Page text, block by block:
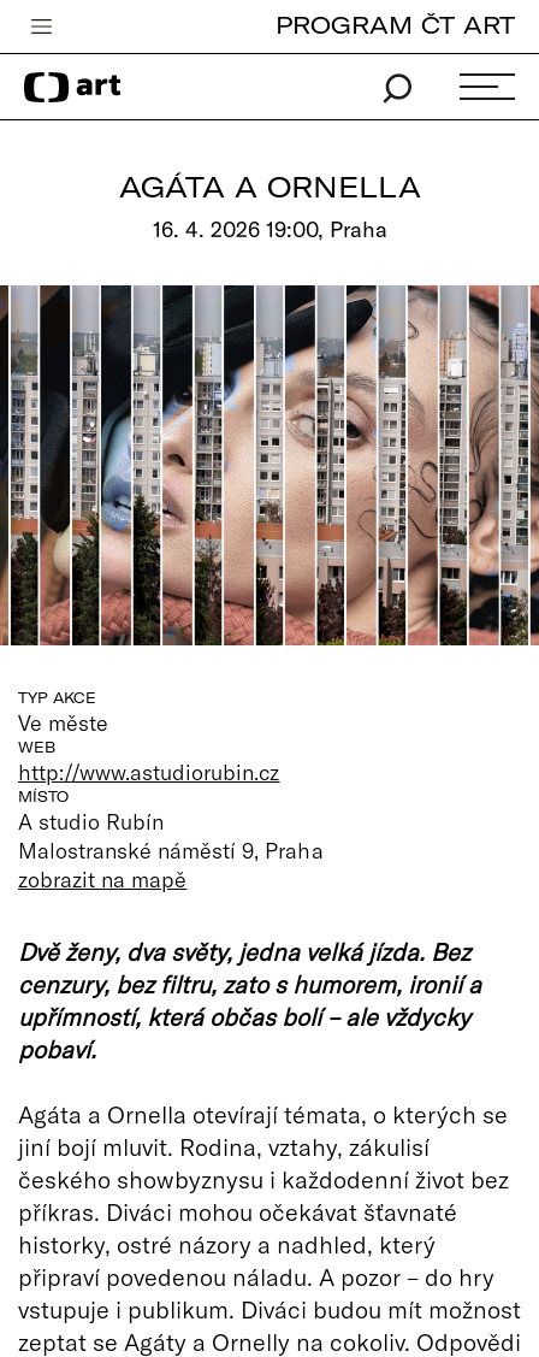
Česká televize
Zpravodajství
Pro děti
edu
Vše o ČT
PROGRAM ČT ART
AGÁTA A ORNELLA
16. 4. 2026 19:00, Praha
TYP AKCE
Ve měste
WEB
http://www.astudiorubin.cz
MÍSTO
A studio Rubín
Malostranské náměstí 9, Praha
zobrazit na mapě
Dvě ženy, dva světy, jedna velká jízda. Bez
cenzury, bez filtru, zato s humorem, ironií a
upřímností, která občas bolí – ale vždycky
pobaví.
Agáta a Ornella otevírají témata, o kterých se
jiní bojí mluvit. Rodina, vztahy, zákulisí
českého showbyznysu i každodenní život bez
příkras. Diváci mohou očekávat šťavnaté
historky, ostré názory a nadhled, který
připraví povedenou náladu. A pozor – do hry
vstupuje i publikum. Diváci budou mít možnost
zeptat se Agáty a Ornelly na cokoliv. Odpovědi